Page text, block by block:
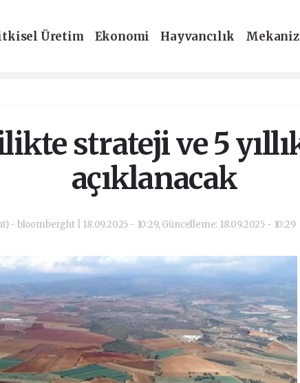
Üretim Ekonomi Hayvancılık
strateji ve 5
açıklanacak
- bloomberght | 18.09.2025 - 10:29, Güncelleme: 18.09.2025 - 10:29